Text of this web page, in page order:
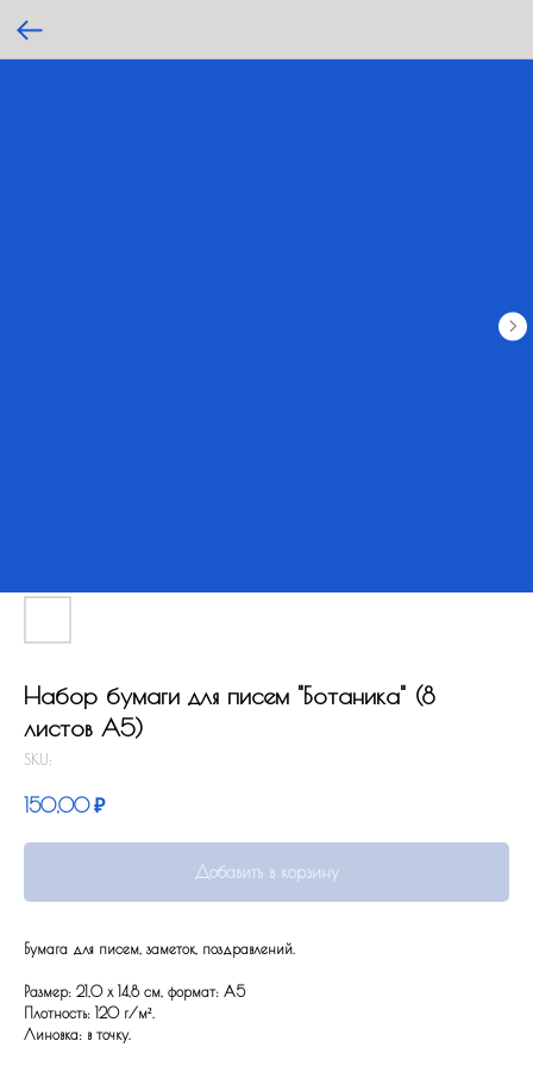
Набор бумаги для писем "Ботаника" (8
листов А5)
SKU:
150,00 ₽
Добавить в корзину
Бумага для писем, заметок, поздравлений.
Размер: 21,0 x 14,8 см, формат: А5
Плотность: 120 г/м².
Линовка: в точку.